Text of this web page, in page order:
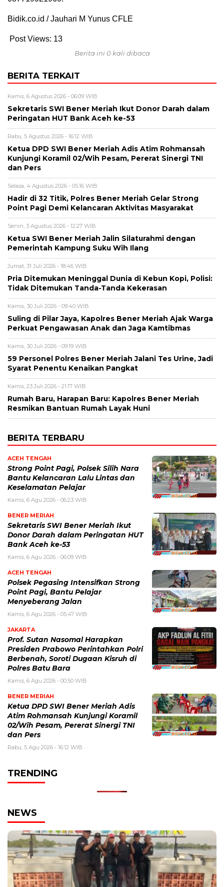
Bidik.co.id / Jauhari M Yunus CFLE
Post Views: 13
Berita ini 0 kali dibaca
BERITA TERKAIT
Kamis, 6 Agustus 2026 - 06:09 WIB
Sekretaris SWI Bener Meriah Ikut Donor Darah dalam
Peringatan HUT Bank Aceh ke-53
Rabu, 5 Agustus 2026 - 16:12 WIB
Ketua DPD SWI Bener Meriah Adis Atim Rohmansah
Kunjungi Koramil 02/Wih Pesam, Pererat Sinergi TNI
dan Pers
Selasa, 4 Agustus 2026 - 05:16 WIB
Hadir di 32 Titik, Polres Bener Meriah Gelar Strong
Point Pagi Demi Kelancaran Aktivitas Masyarakat
Senin, 3 Agustus 2026 - 12:27 WIB
Ketua SWI Bener Meriah Jalin Silaturahmi dengan
Pemerintah Kampung Suku Wih Ilang
Jumat, 31 Juli 2026 - 18:46 WIB
Pria Ditemukan Meninggal Dunia di Kebun Kopi, Polisi:
Tidak Ditemukan Tanda-Tanda Kekerasan
Kamis, 30 Juli 2026 - 09:40 WIB
Suling di Pilar Jaya, Kapolres Bener Meriah Ajak Warga
Perkuat Pengawasan Anak dan Jaga Kamtibmas
Kamis, 30 Juli 2026 - 09:19 WIB
59 Personel Polres Bener Meriah Jalani Tes Urine, Jadi
Syarat Penentu Kenaikan Pangkat
Kamis, 23 Juli 2026 - 21:17 WIB
Rumah Baru, Harapan Baru: Kapolres Bener Meriah
Resmikan Bantuan Rumah Layak Huni
BERITA TERBARU
ACEH TENGAH
Strong Point Pagi, Polsek Silih Nara
Bantu Kelancaran Lalu Lintas dan
Keselamatan Pelajar
Kamis, 6 Agu 2026 - 06:23 WIB
BENER MERIAH
Sekretaris SWI Bener Meriah Ikut
Donor Darah dalam Peringatan HUT
Bank Aceh ke-53
Kamis, 6 Agu 2026 - 06:09 WIB
ACEH TENGAH
Polsek Pegasing Intensifkan Strong
Point Pagi, Bantu Pelajar
Menyeberang Jalan
Kamis, 6 Agu 2026 - 05:47 WIB
JAKARTA
Prof. Sutan Nasomal Harapkan
Presiden Prabowo Perintahkan Polri
Berbenah, Soroti Dugaan Kisruh di
Polres Batu Bara
Kamis, 6 Agu 2026 - 00:50 WIB
BENER MERIAH
Ketua DPD SWI Bener Meriah Adis
Atim Rohmansah Kunjungi Koramil
02/Wih Pesam, Pererat Sinergi TNI
dan Pers
Rabu, 5 Agu 2026 - 16:12 WIB
TRENDING
NEWS